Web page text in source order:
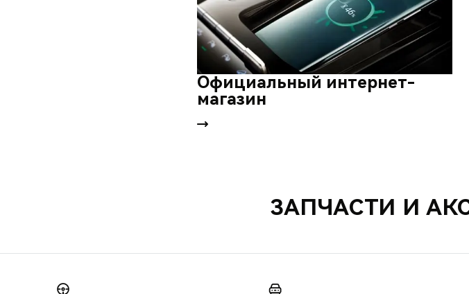
Официальный интернет-
магазин
ЗАПЧАСТИ И